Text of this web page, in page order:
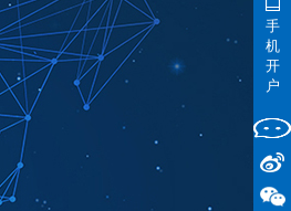
手
机
开
户